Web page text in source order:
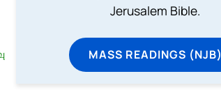
Jerusalem Bible.
MASS READINGS (NJB)